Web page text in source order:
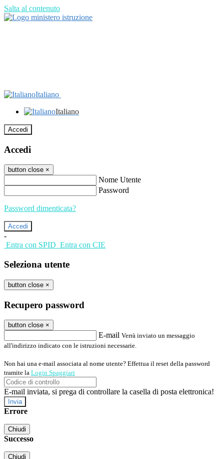
Salta al contenuto
Italiano
Italiano
Accedi
Accedi
button close ×
Nome Utente
Password
Password dimenticata?
-
Entra con SPID Entra con CIE
Seleziona utente
button close ×
Recupero password
button close ×
E-mail Verrà inviato un messaggio
all'indirizzo indicato con le istruzioni necessarie.
Non hai una e-mail associata al nome utente? Effettua il reset della password
tramite la Login Spaggiari
E-mail inviata, si prega di controllare la casella di posta elettronica!
Errore
Chiudi
Successo
Chiudi